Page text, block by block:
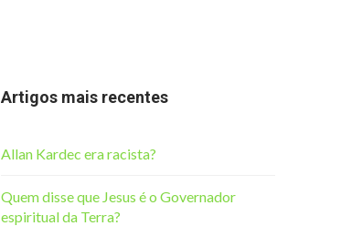
Artigos mais recentes
Allan Kardec era racista?
Quem disse que Jesus é o Governador
espiritual da Terra?